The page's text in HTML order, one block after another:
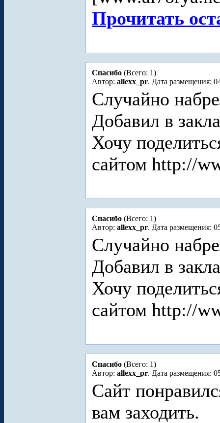
Прочитать
Спасибо (Всего: 1)
Автор: allexx_pr. Дата размещения:
Случайно
Добавил в
Хочу
сайтом http://
Спасибо (Всего: 1)
Автор: allexx_pr. Дата размещения:
Случайно
Добавил в
Хочу
сайтом http://
Спасибо (Всего: 1)
Автор: allexx_pr. Дата размещения:
Сайт
вам заходить.